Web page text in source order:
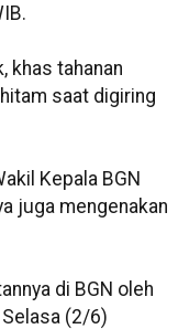
khas tahanan
saat digiring
Kepala BGN
juga mengenakan
di BGN oleh
(2/6)